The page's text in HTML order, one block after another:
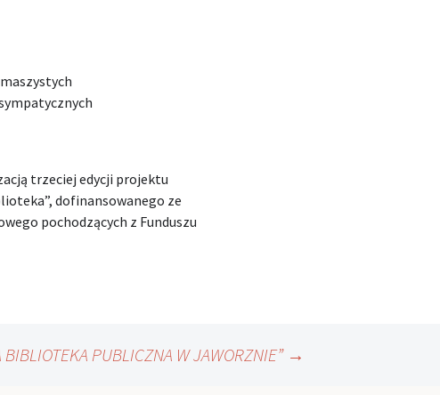
trzeciej edycji projektu
dofinansowanego ze
pochodzących z Funduszu
PUBLICZNA W JAWORZNIE” →